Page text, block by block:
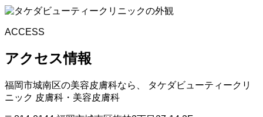
ACCESS
アクセス情報
福岡市城南区の美容皮膚科なら、
タケダビューティークリ
ニック 皮膚科・美容皮膚科